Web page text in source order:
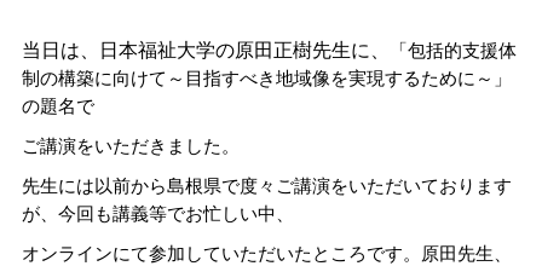
当日は、日本福祉大学の原田正樹先生に、
「包括的支援体
制の構築に向けて～目指すべき地域像を実現するために～」
の題名で
ご講演をいただきました。
先生には以前から島根県で度々ご講演をいただいております
が、今回も講義等でお忙しい中、
オンラインにて参加していただいたところです。
原田先生、